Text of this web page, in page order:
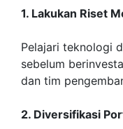
1. Lakukan Riset
Pelajari teknologi
sebelum
dan tim
2. Diversifikasi